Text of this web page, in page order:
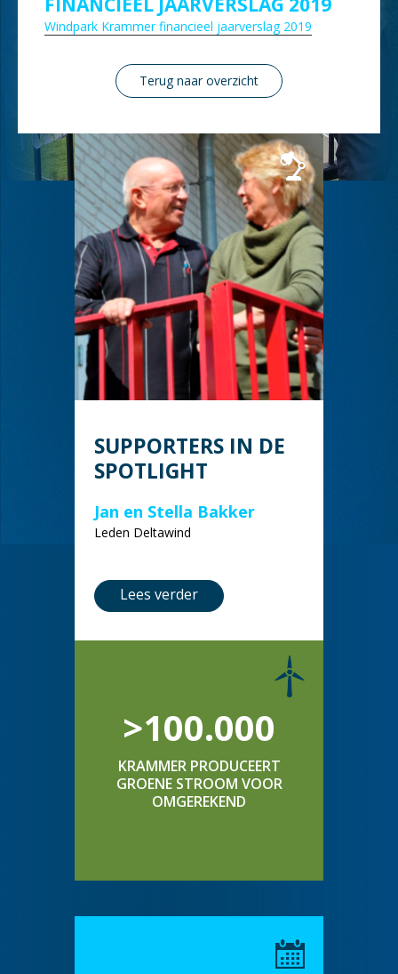
Windpark Krammer financieel jaarverslag 2019
Terug naar overzicht
SUPPORTERS IN DE
SPOTLIGHT
Jan en Stella Bakker
Leden Deltawind
Lees verder
>100.000
KRAMMER PRODUCEERT
GROENE STROOM VOOR
OMGEREKEND